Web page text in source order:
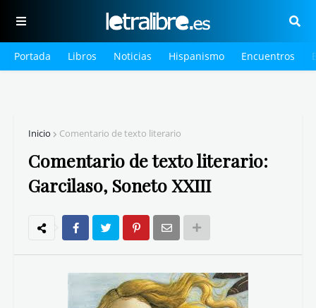
Portada Libros Noticias Hispanismo Encuentros
Inicio Comentario de texto literario
Comentario de texto literario:
Garcilaso, Soneto XXIII